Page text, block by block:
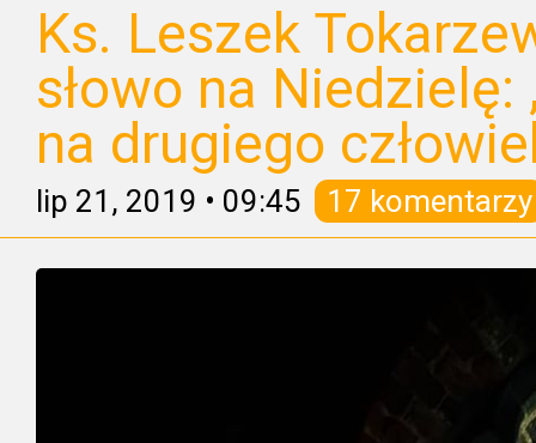
Ks. Leszek
słowo na
na drugiego
lip 21, 2019 • 09:45 17 komentarzy